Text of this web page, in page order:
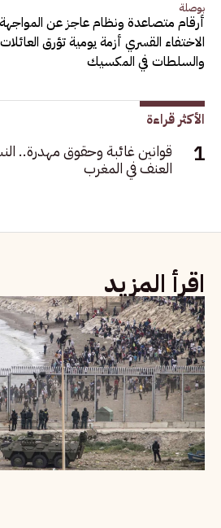
بوصلة
أرقام متصاعدة ونظام عاجز عن
الاختفاء القسري أزمة يومية تؤرق العائلات
والسلطات في المكسيك
الأكثر قراءة
قوانين غائبة وحقوق مهدرة..
العنف في المغرب
اقرأ المزيد